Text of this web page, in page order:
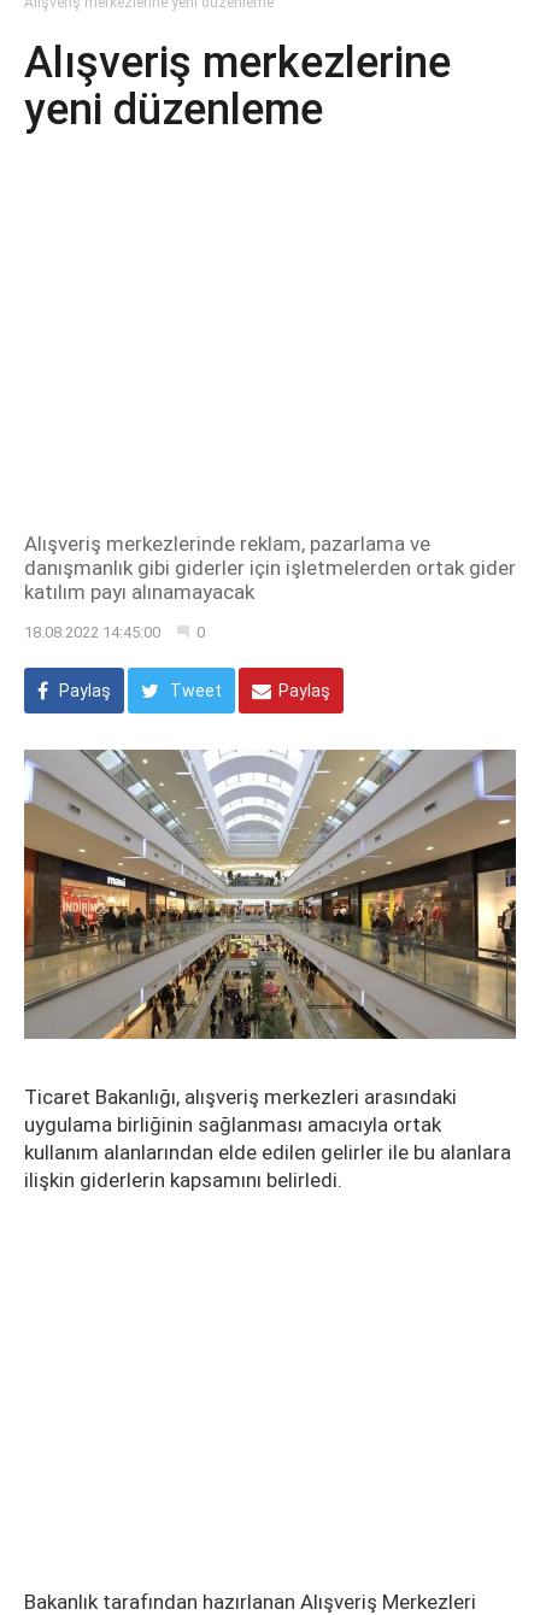
Alışveriş merkezlerine
yeni düzenleme
Alışveriş merkezlerinde reklam, pazarlama ve
danışmanlık gibi giderler için işletmelerden ortak gider
katılım payı alınamayacak
18.08.2022 14:45:00 0
Paylaş Tweet Paylaş
Ticaret Bakanlığı, alışveriş merkezleri arasındaki
uygulama birliğinin sağlanması amacıyla ortak
kullanım alanlarından elde edilen gelirler ile bu alanlara
ilişkin giderlerin kapsamını belirledi.
Bakanlık tarafından hazırlanan Alışveriş Merkezleri